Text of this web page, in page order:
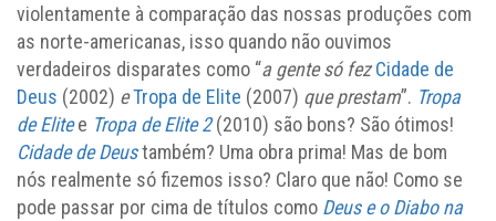
violentamente à comparação das nossas produções com
as norte-americanas, isso quando não ouvimos
verdadeiros disparates como “a gente só fezCidade de
Deus (2002) eTropa de Elite (2007) que prestam”. Tropa
de Elite e Tropa de Elite 2(2010) são bons? São ótimos!
Cidade de Deustambém? Uma obra prima! Mas de bom
nós realmente só fizemos isso? Claro que não! Como se
pode passar por cima de títulos como Deus e o Diabo na